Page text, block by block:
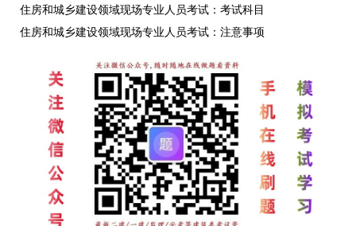
住房和城乡建设领域现场专业人员考试：考试科目
住房和城乡建设领域现场专业人员考试：注意事项